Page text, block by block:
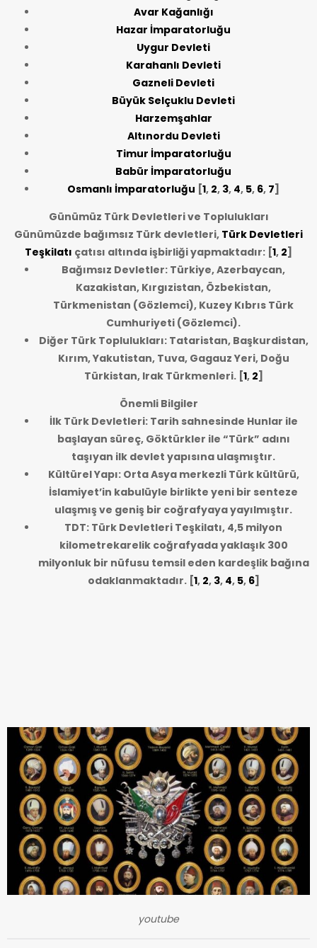
Avar Kağanlığı
Hazar İmparatorluğu
Uygur Devleti
Karahanlı Devleti
Gazneli Devleti
Büyük Selçuklu Devleti
Harzemşahlar
Altınordu Devleti
Timur İmparatorluğu
Babür İmparatorluğu
Osmanlı İmparatorluğu [1, 2, 3, 4, 5, 6, 7]
Günümüz Türk Devletleri ve Toplulukları
Günümüzde bağımsız Türk devletleri, Türk Devletleri
Teşkilatı çatısı altında işbirliği yapmaktadır: [1, 2]
Bağımsız Devletler: Türkiye, Azerbaycan,
Kazakistan, Kırgızistan, Özbekistan,
Türkmenistan (Gözlemci), Kuzey Kıbrıs Türk
Cumhuriyeti (Gözlemci).
Diğer Türk Toplulukları: Tataristan, Başkurdistan,
Kırım, Yakutistan, Tuva, Gagauz Yeri, Doğu
Türkistan, Irak Türkmenleri.[1, 2]
Önemli Bilgiler
İlk Türk Devletleri: Tarih sahnesinde Hunlar ile
başlayan süreç, Göktürkler ile “Türk” adını
taşıyan ilk devlet yapısına ulaşmıştır.
Kültürel Yapı: Orta Asya merkezli Türk kültürü,
İslamiyet’in kabulüyle birlikte yeni bir senteze
ulaşmış ve geniş bir coğrafyaya yayılmıştır.
TDT: Türk Devletleri Teşkilatı, 4,5 milyon
kilometrekarelik coğrafyada yaklaşık 300
milyonluk bir nüfusu temsil eden kardeşlik bağına
odaklanmaktadır.[1, 2, 3, 4, 5, 6]
youtube